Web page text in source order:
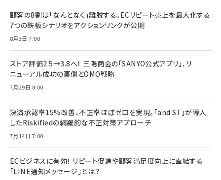
顧客の8割は「なんとなく」離脱する。ECリピート売上を最大化する
7つの鉄板シナリオをアクションリンクが公開
8月3日 7:00
ストア評価2.5→3.8へ！ 三陽商会の「SANYO公式アプリ」、リ
ニューアル成功の裏側とOMO戦略
7月29日 8:00
決済承認率15%改善、不正率ほぼゼロを実現。「and ST」が導入
したRiskifiedの網羅的な不正対策アプローチ
7月14日 7:00
ECビジネスに有効！ リピート促進や顧客満足度向上に直結する
「LINE通知メッセージ」とは？